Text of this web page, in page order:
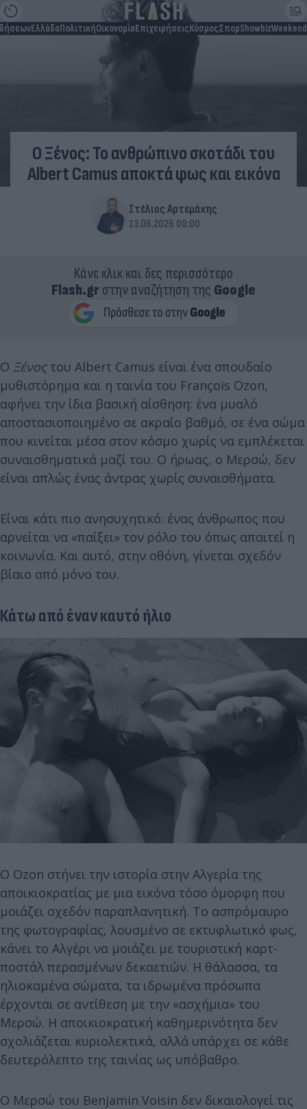
ΕλλάδαΠολιτικήΟικονομίαΕπιχειρήσειςΚόσμοςΣπορShowbizWeekend
Ο Ξένος: Το ανθρώπινο σκοτάδι του
Albert Camus αποκτά φως και εικόνα
Στέλιος Αρτεμάκης
13.06.2026 08:00
Κάνε κλικ και δες περισσότερο
Flash.grστην αναζήτηση της Google
Ο Ξένος του Albert Camus είναι ένα σπουδαίο
μυθιστόρημα και η ταινία του François Ozon,
αφήνει την ίδια βασική αίσθηση: ένα μυαλό
αποστασιοποιημένο σε ακραίο βαθμό, σε ένα σώμα
που κινείται μέσα στον κόσμο χωρίς να εμπλέκεται
συναισθηματικά μαζί του. Ο ήρωας, ο Μερσώ, δεν
είναι απλώς ένας άντρας χωρίς συναισθήματα.
Είναι κάτι πιο ανησυχητικό: ένας άνθρωπος που
αρνείται να «παίξει» τον ρόλο του όπως απαιτεί η
κοινωνία. Και αυτό, στην οθόνη, γίνεται σχεδόν
βίαιο από μόνο του.
Κάτω από έναν καυτό ήλιο
Ο Ozon στήνει την ιστορία στην Αλγερία της
αποικιοκρατίας με μια εικόνα τόσο όμορφη που
μοιάζει σχεδόν παραπλανητική. Το ασπρόμαυρο
της φωτογραφίας, λουσμένο σε εκτυφλωτικό φως,
κάνει το Αλγέρι να μοιάζει με τουριστική καρτ-
ποστάλ περασμένων δεκαετιών. Η θάλασσα, τα
ηλιοκαμένα σώματα, τα ιδρωμένα πρόσωπα
έρχονται σε αντίθεση με την «ασχήμια» του
Μερσώ. Η αποικιοκρατική καθημερινότητα δεν
σχολιάζεται κυριολεκτικά, αλλά υπάρχει σε κάθε
δευτερόλεπτο της ταινίας ως υπόβαθρο.
Ο Μερσώ του Benjamin Voisin δεν δικαιολογεί τις